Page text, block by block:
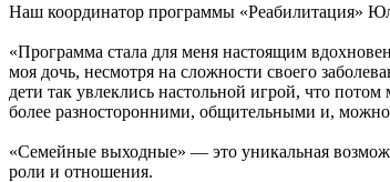
Наш координатор программы «Реабилитация»
«Программа стала для меня настоящим
моя дочь, несмотря на сложности своего
дети так увлеклись настольной игрой, что
более разносторонними, общительными и, можно
«Семейные выходные» — это уникальная
роли и отношения.